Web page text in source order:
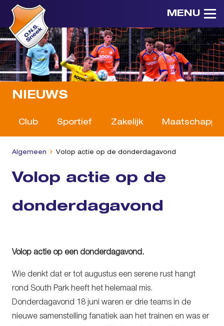
MENU
NIEUWS
Club Sportief Zakelijk
Algemeen Volop actie op de donderdagavond
Volop actie op de
donderdagavond
Volop actie op een donderdagavond.
Wie denkt dat er tot augustus een serene rust hangt
rond South Park heeft het helemaal mis.
Donderdagavond 18 juni waren er drie teams in de
nieuwe samenstelling fanatiek aan het trainen en was er